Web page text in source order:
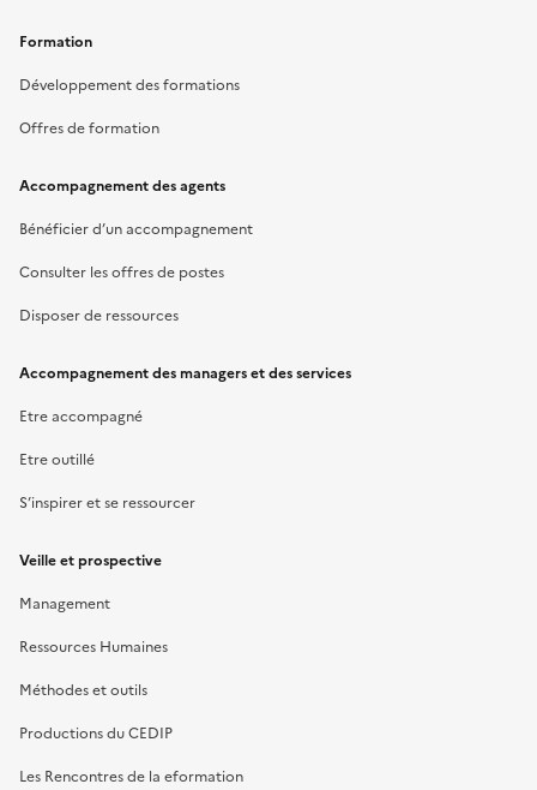
Formation
Développement des formations
Offres de formation
Accompagnement des agents
Bénéficier d’un accompagnement
Consulter les offres de postes
Disposer de ressources
Accompagnement des managers et des services
Etre accompagné
Etre outillé
S’inspirer et se ressourcer
Veille et prospective
Management
Ressources Humaines
Méthodes et outils
Productions du CEDIP
Les Rencontres de la eformation